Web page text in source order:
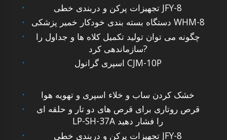
تجهیزات پرکن و دربندی خطی JFY-8
دستگاه بسته بندی خودکار خمیر پزشکی WHM-8
چگونه می توان تولید تکمیل کلاه ها و جداول را
سازماندهی کرد?
اسپری گرانول CJM-10P
خشک کردن ساب و خلاء اسپری و تهویه هوا
قرص روتاری برای قرص های دو تار و حلقه ای
LP-SH-37A را فشار دهید
تجهیزات پرکن و دربندی خطی JFY-8